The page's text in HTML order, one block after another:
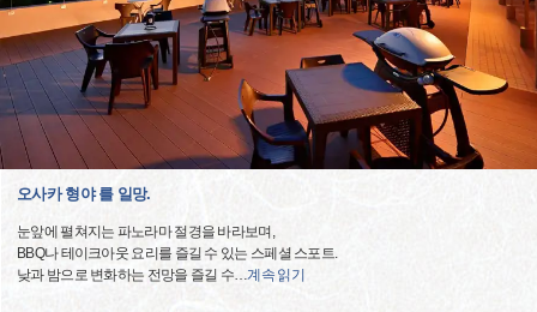
오사카 형야 를 일망.
눈앞에 펼쳐지는 파노라마 절경을 바라보며,
BBQ나 테이크아웃 요리를 즐길 수 있는 스페셜 스포트.
낮과 밤으로 변화하는 전망을 즐길 수…계속 읽기